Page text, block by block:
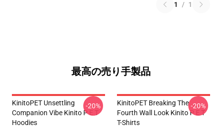
1 / 1
最高の売り手製品
KinitoPET Unsettling
Companion Vibe Kinito P E T
Hoodies
-20%
KinitoPET Breaking The
Fourth Wall Look Kinito P E T
T-Shirts
-20%